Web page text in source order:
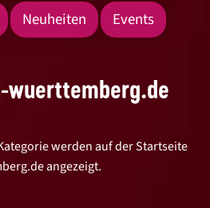
Neuheiten Events
wuerttemberg.de
werden auf der Startseite
angezeigt.